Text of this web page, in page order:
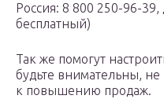
Россия: 8 800 250-96-
бесплатный)
Так же помогут
будьте внимательны,
к повышению продаж.